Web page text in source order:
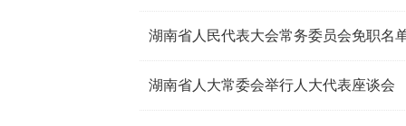
湖南省人民代表大会常务委员会免职名
湖南省人大常委会举行人大代表座谈会